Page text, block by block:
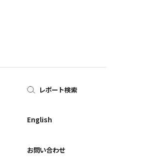
レポート検索
English
お問い合わせ